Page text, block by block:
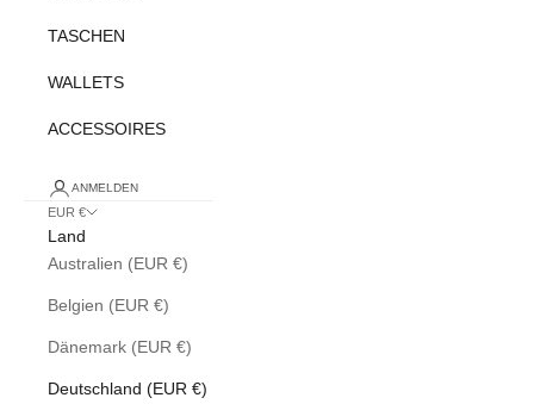
TASCHEN
WALLETS
ACCESSOIRES
ANMELDEN
EUR €
Land
Australien (EUR €)
Belgien (EUR €)
Dänemark (EUR €)
Deutschland (EUR €)